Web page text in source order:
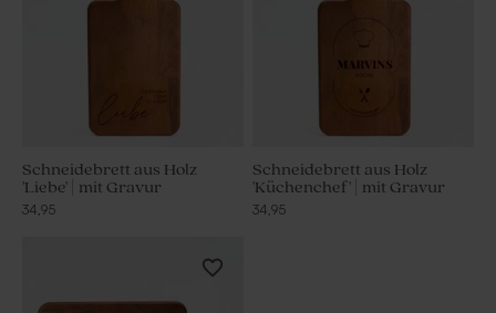
Schneidebrett aus Holz
'Liebe' | mit Gravur
34,95
Schneidebrett aus Holz
'Küchenchef' | mit Gravur
34,95